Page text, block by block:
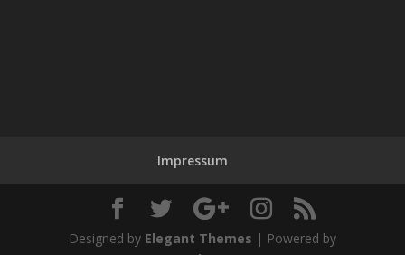
Impressum
Designed by Elegant Themes | Powered by